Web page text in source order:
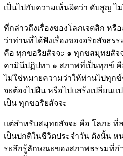
เป็นไปกับความเห็นผิดว่า ดับสูญ ไ
ที่กล่าวถึงเรื่องของโลภเจตสิก หรื
ว่าท่านที่ได้ฟังเรื่องของอริยสัจธร
คือ ทุกขอริยสัจจะ ๑ ทุกขสมุทยสั
คามินีปฏิปทา ๑ สภาพที่เป็นทุกข์
ไม่ใช่หมายความว่าให้ท่านไปทุก
จะต้องไปฝืน หรือไปแสร้งเปลี่ยนแ
เป็น ทุกขอริยสัจจะ
แต่สำหรับสมุทยสัจจะ คือ โลภะ ที่
เป็นปกติในชีวิตประจำวัน ดังนั้น ห
ระลึกรู้ลักษณะของสภาพธรรมที่ก